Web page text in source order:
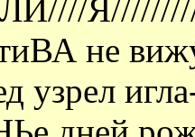
не
узрел